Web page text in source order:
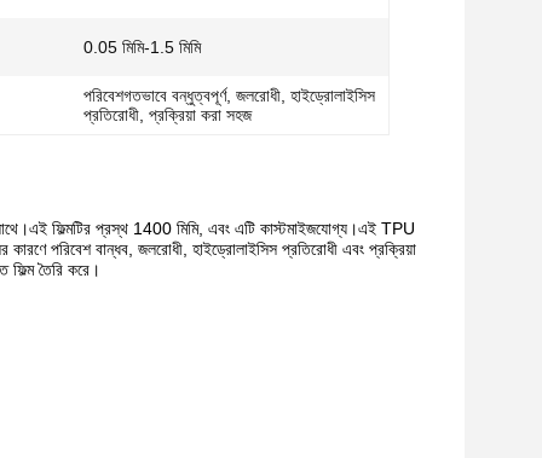
0.05 মিমি-1.5 মিমি
পরিবেশগতভাবে বন্ধুত্বপূর্ণ, জলরোধী, হাইড্রোলাইসিস
প্রতিরোধী, প্রক্রিয়া করা সহজ
ফিল্মটির প্রস্থ 1400 মিমি, এবং এটি কাস্টমাইজযোগ্য।এই TPU
কারণে পরিবেশ বান্ধব, জলরোধী, হাইড্রোলাইসিস প্রতিরোধী এবং প্রক্রিয়া
তৈরি করে।